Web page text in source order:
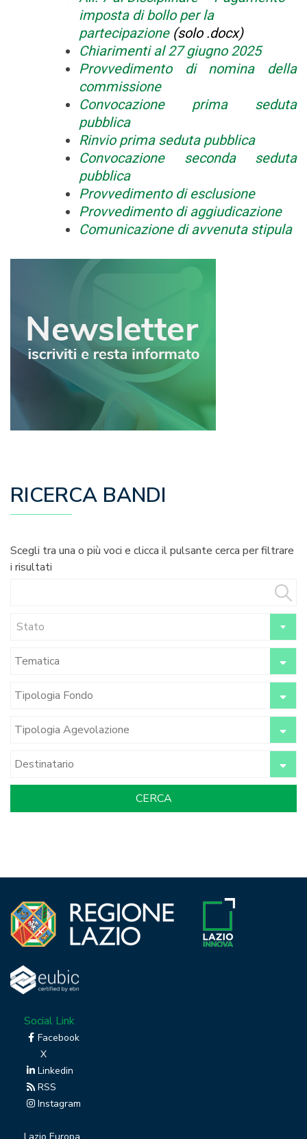
imposta di bollo per la
partecipazione(solo .docx)
Chiarimenti al 27 giugno 2025
Provvedimento di nomina della
commissione
Convocazione prima seduta
pubblica
Rinvio prima seduta pubblica
Convocazione seconda seduta
pubblica
Provvedimento di esclusione
Provvedimento di aggiudicazione
Comunicazione di avvenuta stipula
RICERCA BANDI
Scegli tra una o più voci e clicca il pulsante cerca per filtrare
i risultati
Stato
Social Link
Facebook
X
Linkedin
RSS
Instagram